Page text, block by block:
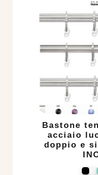
Bastone
acciaio
doppio e